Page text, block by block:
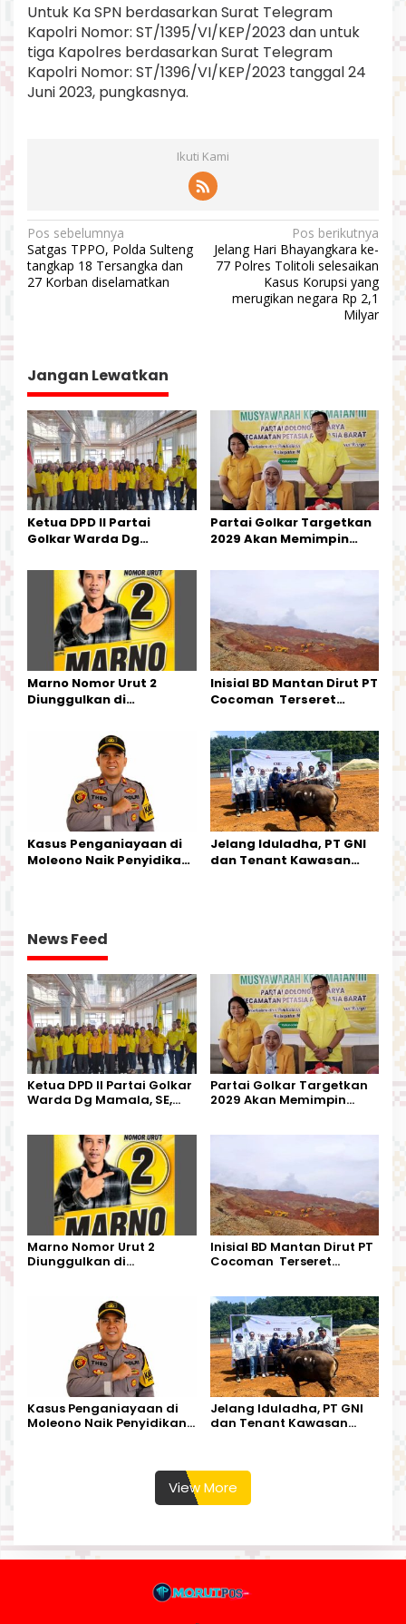
Untuk Ka SPN berdasarkan Surat Telegram
Kapolri Nomor: ST/1395/VI/KEP/2023 dan untuk
tiga Kapolres berdasarkan Surat Telegram
Kapolri Nomor: ST/1396/VI/KEP/2023 tanggal 24
Juni 2023, pungkasnya.
Ikuti Kami
N
a
v
a
s
i
p
o
s
Pos sebelumnya
Satgas TPPO, Polda Sulteng
tangkap 18 Tersangka dan
27 Korban diselamatkan
Pos berikutnya
Jelang Hari Bhayangkara ke-
77 Polres Tolitoli selesaikan
Kasus Korupsi yang
merugikan negara Rp 2,1
Milyar
Jangan Lewatkan
Ketua DPD II Partai
Golkar Warda Dg
Pengurus Parti
Kecamatan Petasia dan
Kecamatan Petbar
Partai Golkar Targetkan
2029 Akan Memimpin
Marno Nomor Urut 2
Diunggulkan di
Kesederhanaannya Jadi
Harapan Warga
Inisial BD Mantan Dirut PT
Cocoman Terseret
Tata Kelola Tambang
Kalimantan Barat
Kasus Penganiayaan di
Moleono Naik Penyidikan,
Jelang Iduladha, PT GNI
dan Tenant Kawasan
News Feed
Ketua DPD II Partai Golkar
Warda Dg Mamala, SE,
Kecamatan Petbar
Partai Golkar Targetkan
2029 Akan Memimpin
Marno Nomor Urut 2
Diunggulkan di
Harapan Warga
Inisial BD Mantan Dirut PT
Cocoman Terseret
Kalimantan Barat
Kasus Penganiayaan di
Moleono Naik Penyidikan,
Jelang Iduladha, PT GNI
dan Tenant Kawasan
View More